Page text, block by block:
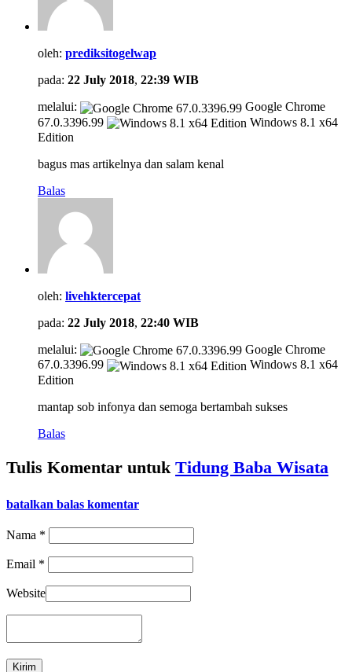
oleh: prediksitogelwap
pada: 22 July 2018, 22:39 WIB
melalui:
Google Chrome
67.0.3396.99
Windows 8.1 x64
Edition
bagus mas artikelnya dan salam kenal
Balas
oleh: livehktercepat
pada: 22 July 2018, 22:40 WIB
melalui:
Google Chrome
67.0.3396.99
Windows 8.1 x64
Edition
mantap sob infonya dan semoga bertambah sukses
Balas
Tulis Komentar untuk Tidung Baba Wisata
batalkan balas komentar
Nama *
Email *
Website